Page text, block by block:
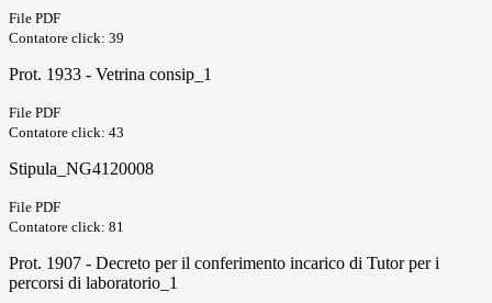
File PDF
Contatore click: 39
Prot. 1933 - Vetrina consip_1
File PDF
Contatore click: 43
Stipula_NG4120008
File PDF
Contatore click: 81
Prot. 1907 - Decreto per il conferimento incarico di Tutor per i
percorsi di laboratorio_1